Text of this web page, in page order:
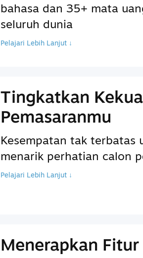
bahasa dan 35+ mata
seluruh dunia
Pelajari Lebih Lanjut ↓
Tingkatkan
Pemasaranmu
Kesempatan tak terbatas
menarik perhatian calon
Pelajari Lebih Lanjut ↓
Menerapkan